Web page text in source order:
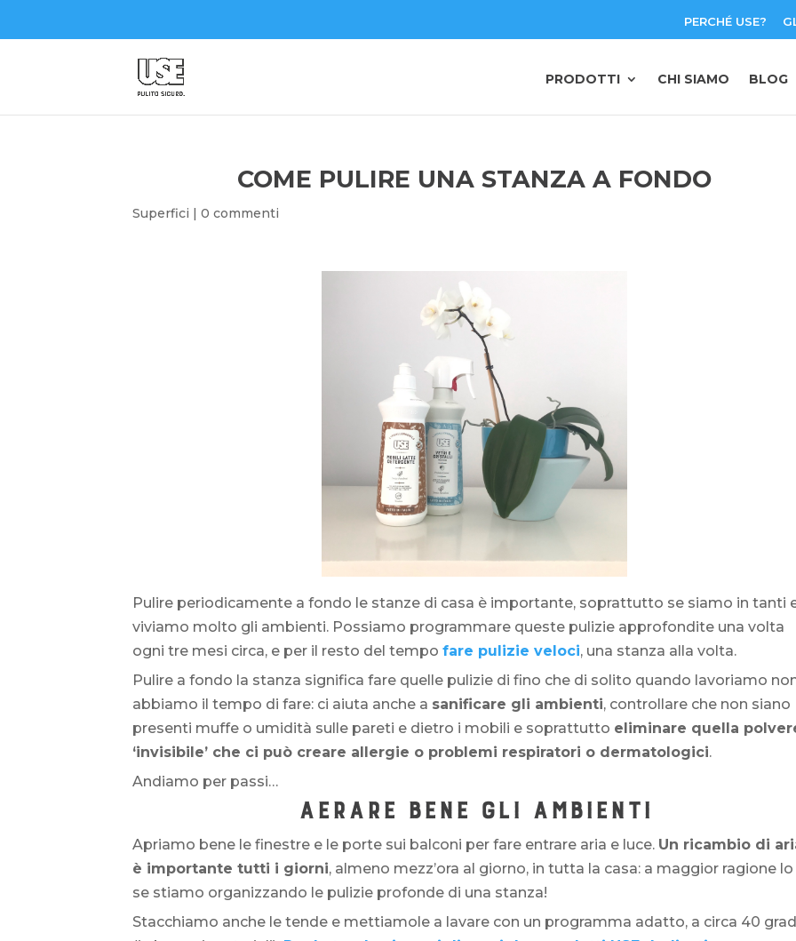
PERCHÉ USE?
PRODOTTI CHI SIAMO BLOG
COME PULIRE UNA STANZA A FONDO
Superfici |0 commenti
Pulire periodicamente a fondo le stanze di casa è importante, soprattutto se siamo in tanti
viviamo molto gli ambienti. Possiamo programmare queste pulizie approfondite una volta
ogni tre mesi circa, e per il resto del tempofare pulizie veloci, una stanza alla volta.
Pulire a fondo la stanza significa fare quelle pulizie di fino che di solito quando lavoriamo
abbiamo il tempo di fare: ci aiuta anche a sanificare gli ambienti, controllare che non siano
presenti muffe o umidità sulle pareti e dietro i mobili e soprattutto eliminare quella
‘invisibile’ che ci può creare allergie o problemi respiratori o dermatologici.
Andiamo per passi…
AERARE BENE GLI AMBIENTI
Apriamo bene le finestre e le porte sui balconi per fare entrare aria e luce. Un ricambio di
è importante tutti i giorni, almeno mezz’ora al giorno, in tutta la casa: a maggior ragione lo
se stiamo organizzando le pulizie profonde di una stanza!
Stacchiamo anche le tende e mettiamole a lavare con un programma adatto, a circa 40